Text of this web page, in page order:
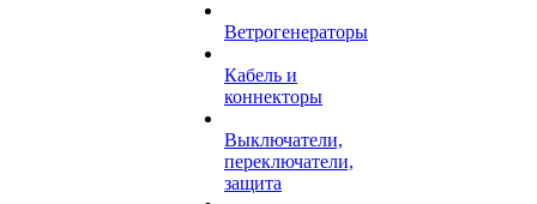
Ветрогенераторы
Кабель и
коннекторы
Выключатели,
переключатели,
защита